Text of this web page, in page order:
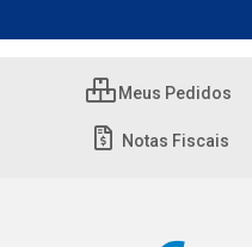
Meus Pedidos
Notas Fiscais